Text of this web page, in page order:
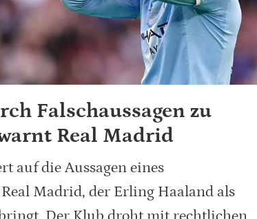
Falschaussagen zu
Real Madrid
auf die Aussagen eines
Madrid, der Erling Haaland als